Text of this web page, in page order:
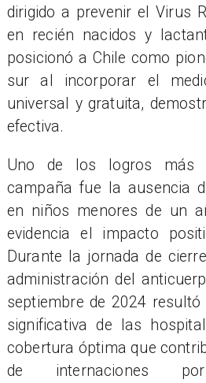
dirigido a prevenir el Virus
en recién nacidos y
posicionó a Chile como
sur al incorporar el
universal y gratuita,
efectiva.
Uno de los logros más
campaña fue la ausencia
en niños menores de un
evidencia el impacto
Durante la jornada de
administración del
septiembre de 2024
significativa de las
cobertura óptima que
de internaciones